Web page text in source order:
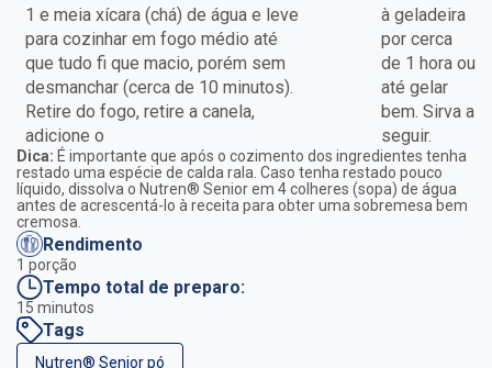
1 e meia xícara (chá) de água e leve
para cozinhar em fogo médio até
que tudo fi que macio, porém sem
desmanchar (cerca de 10 minutos).
Retire do fogo, retire a canela,
adicione o
à geladeira
por cerca
de 1 hora ou
até gelar
bem. Sirva a
seguir.
Dica: É importante que após o cozimento dos ingredientes tenha
restado uma espécie de calda rala. Caso tenha restado pouco
líquido, dissolva o Nutren® Senior em 4 colheres (sopa) de água
antes de acrescentá-lo à receita para obter uma sobremesa bem
cremosa.
Rendimento
1 porção
Tempo total de preparo:
15 minutos
Tags
Nutren® Senior pó